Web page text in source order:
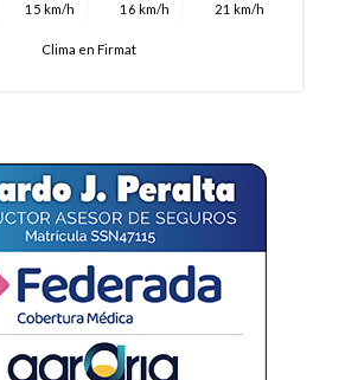
15 km/h
16 km/h
21 km/h
Clima en Firmat